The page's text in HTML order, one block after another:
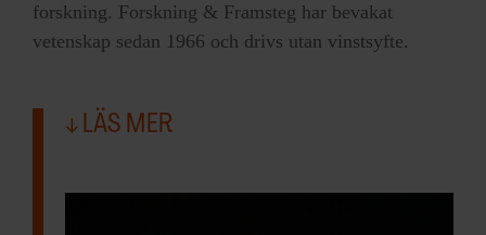
forskning. Forskning & Framsteg har bevakat
vetenskap sedan 1966 och drivs utan vinstsyfte.
LÄS MER